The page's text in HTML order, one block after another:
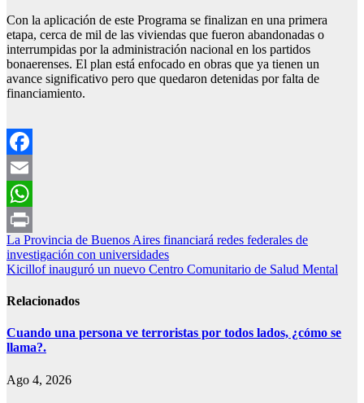
Con la aplicación de este Programa se finalizan en una primera
etapa, cerca de mil de las viviendas que fueron abandonadas o
interrumpidas por la administración nacional en los partidos
bonaerenses. El plan está enfocado en obras que ya tienen un
avance significativo pero que quedaron detenidas por falta de
financiamiento.
Facebook
Email
WhatsApp
Print
Navegación
de
La Provincia de Buenos Aires financiará redes federales de
investigación con universidades
Kicillof inauguró un nuevo Centro Comunitario de Salud Mental
Relacionados
Cuando una persona ve terroristas por todos lados, ¿cómo se
llama?.
Ago 4, 2026